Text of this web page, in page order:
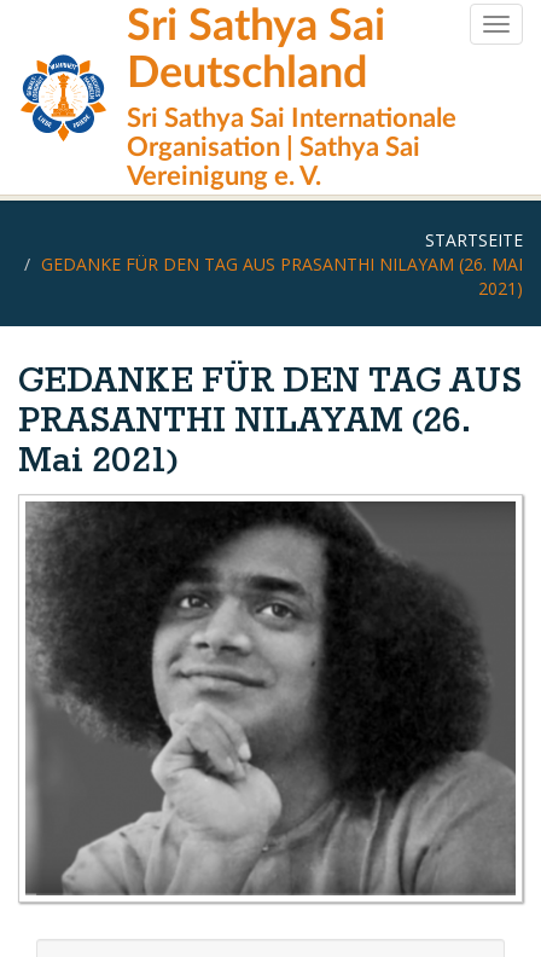
Inhalt
Sri Sathya Sai
Deutschland
Sri Sathya Sai Internationale
Organisation | Sathya Sai
Vereinigung e. V.
STARTSEITE
GEDANKE FÜR DEN TAG AUS PRASANTHI NILAYAM (26. MAI
2021)
GEDANKE FÜR DEN TAG AUS
PRASANTHI NILAYAM (26.
Mai 2021)